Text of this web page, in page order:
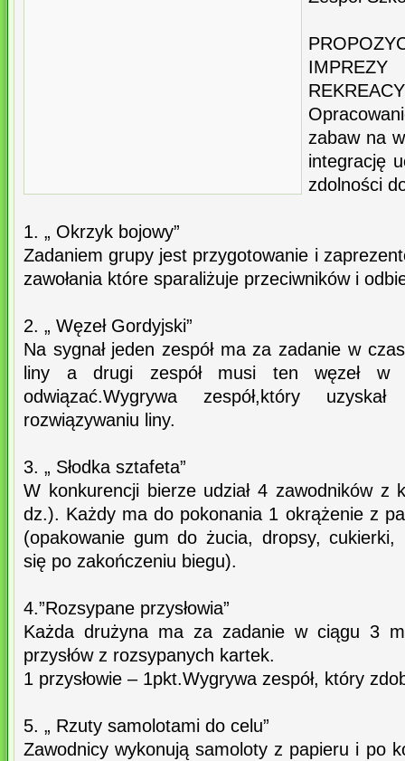
IMPREZY
zabaw na
integrację
zdolności
1. „ Okrzyk bojowy”
Zadaniem grupy jest przygotowanie i
zawołania które sparaliżuje przeciwników i
2. „ Węzeł Gordyjski”
Na sygnał jeden zespół ma za zadanie w
liny a drugi zespół musi ten węzeł w
odwiązać.Wygrywa zespół,który
rozwiązywaniu liny.
3. „ Słodka sztafeta”
W konkurencji bierze udział 4 zawodników z
dz.). Każdy ma do pokonania 1 okrążenie z
(opakowanie gum do żucia, dropsy, cukierki,
się po zakończeniu biegu).
4.”Rozsypane przysłowia”
Każda drużyna ma za zadanie w ciągu 3
przysłów z rozsypanych kartek.
1 przysłowie – 1pkt.Wygrywa zespół, który
5. „ Rzuty samolotami do celu”
Zawodnicy wykonują samoloty z papieru i po